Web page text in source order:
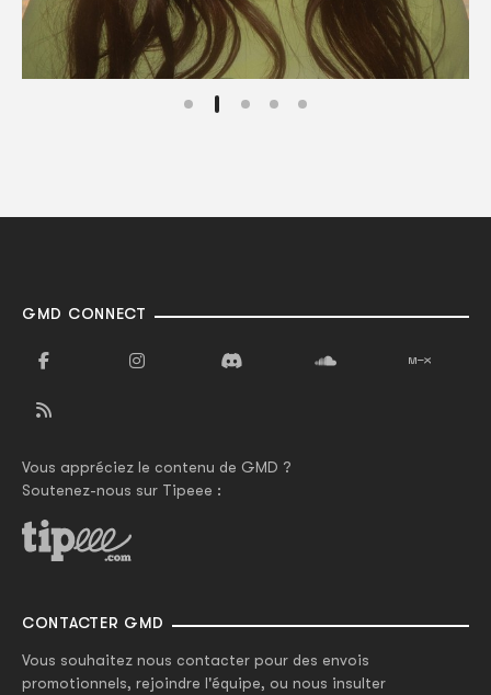
GMD CONNECT
Vous appréciez le contenu de GMD ?
Soutenez-nous sur Tipeee :
CONTACTER GMD
Vous souhaitez nous contacter pour des envois
promotionnels, rejoindre l'équipe, ou nous insulter